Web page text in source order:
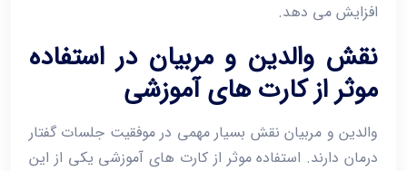
افزایش می ‌دهد.
نقش والدین و مربیان در استفاده
موثر از کارت ‌های آموزشی
والدین و مربیان نقش بسیار مهمی در موفقیت جلسات گفتار
درمان دارند. استفاده موثر از کارت ‌های آموزشی یکی از این